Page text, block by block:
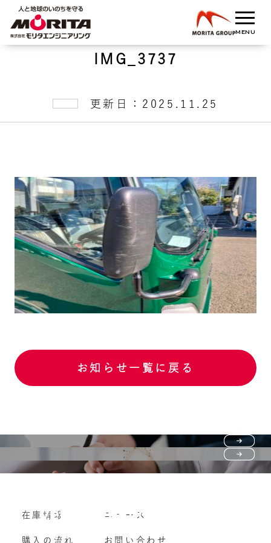
IMG_3737
更新日：2025.11.25
お知らせ一覧に戻る
購入の流れ
よくいただくご質問
Vehicle purchase
車両買い取り
在庫情報
購入の流れ
ニュース
お問い合わせ